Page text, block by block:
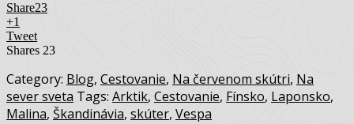
Share23
+1
Tweet
Shares 23
Category: Blog, Cestovanie, Na červenom skútri, Na
sever sveta Tags: Arktik, Cestovanie, Fínsko, Laponsko,
Malina, Škandinávia, skúter, Vespa